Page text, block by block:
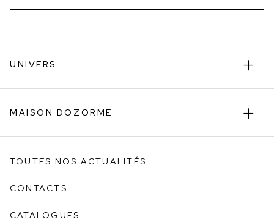
UNIVERS
MAISON DOZORME
TOUTES NOS ACTUALITÉS
CONTACTS
CATALOGUES